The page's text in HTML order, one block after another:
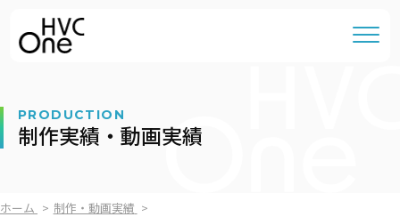
PRODUCTION
制作実績・動画実績
ホーム
制作・動画実績